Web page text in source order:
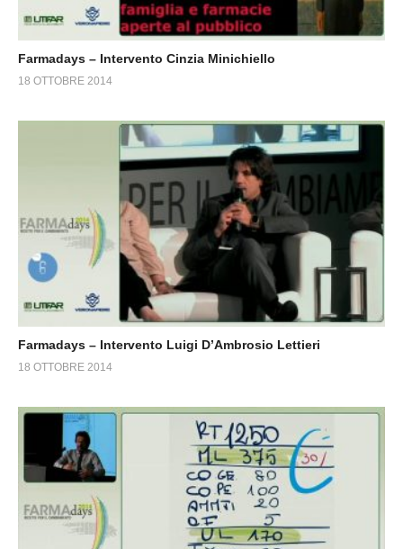
Farmadays – Intervento Cinzia Minichiello
18 OTTOBRE 2014
Farmadays – Intervento Luigi D’Ambrosio Lettieri
18 OTTOBRE 2014